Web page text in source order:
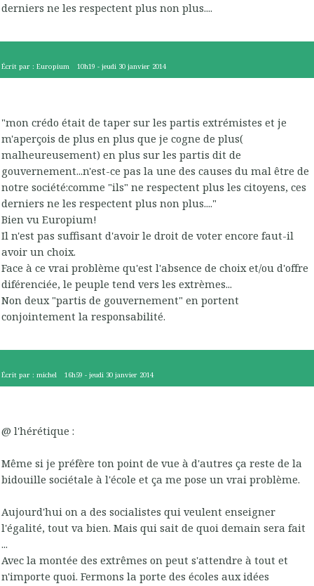
derniers ne les respectent plus non plus....
Écrit par : Europium 10h19 -jeudi 30 janvier 2014
"mon crédo était de taper sur les partis extrémistes et je
m'aperçois de plus en plus que je cogne de plus(
malheureusement) en plus sur les partis dit de
gouvernement...n'est-ce pas la une des causes du mal être de
notre société:comme "ils" ne respectent plus les citoyens, ces
derniers ne les respectent plus non plus...."
Bien vu Europium!
Il n'est pas suffisant d'avoir le droit de voter encore faut-il
avoir un choix.
Face à ce vrai problème qu'est l'absence de choix et/ou d'offre
diférenciée, le peuple tend vers les extrèmes...
Non deux "partis de gouvernement" en portent
conjointement la responsabilité.
Écrit par : michel 16h59 -jeudi 30 janvier 2014
@ l'hérétique :
Même si je préfère ton point de vue à d'autres ça reste de la
bidouille sociétale à l'école et ça me pose un vrai problème.
Aujourd'hui on a des socialistes qui veulent enseigner
l'égalité, tout va bien. Mais qui sait de quoi demain sera fait
...
Avec la montée des extrêmes on peut s'attendre à tout et
n'importe quoi. Fermons la porte des écoles aux idées